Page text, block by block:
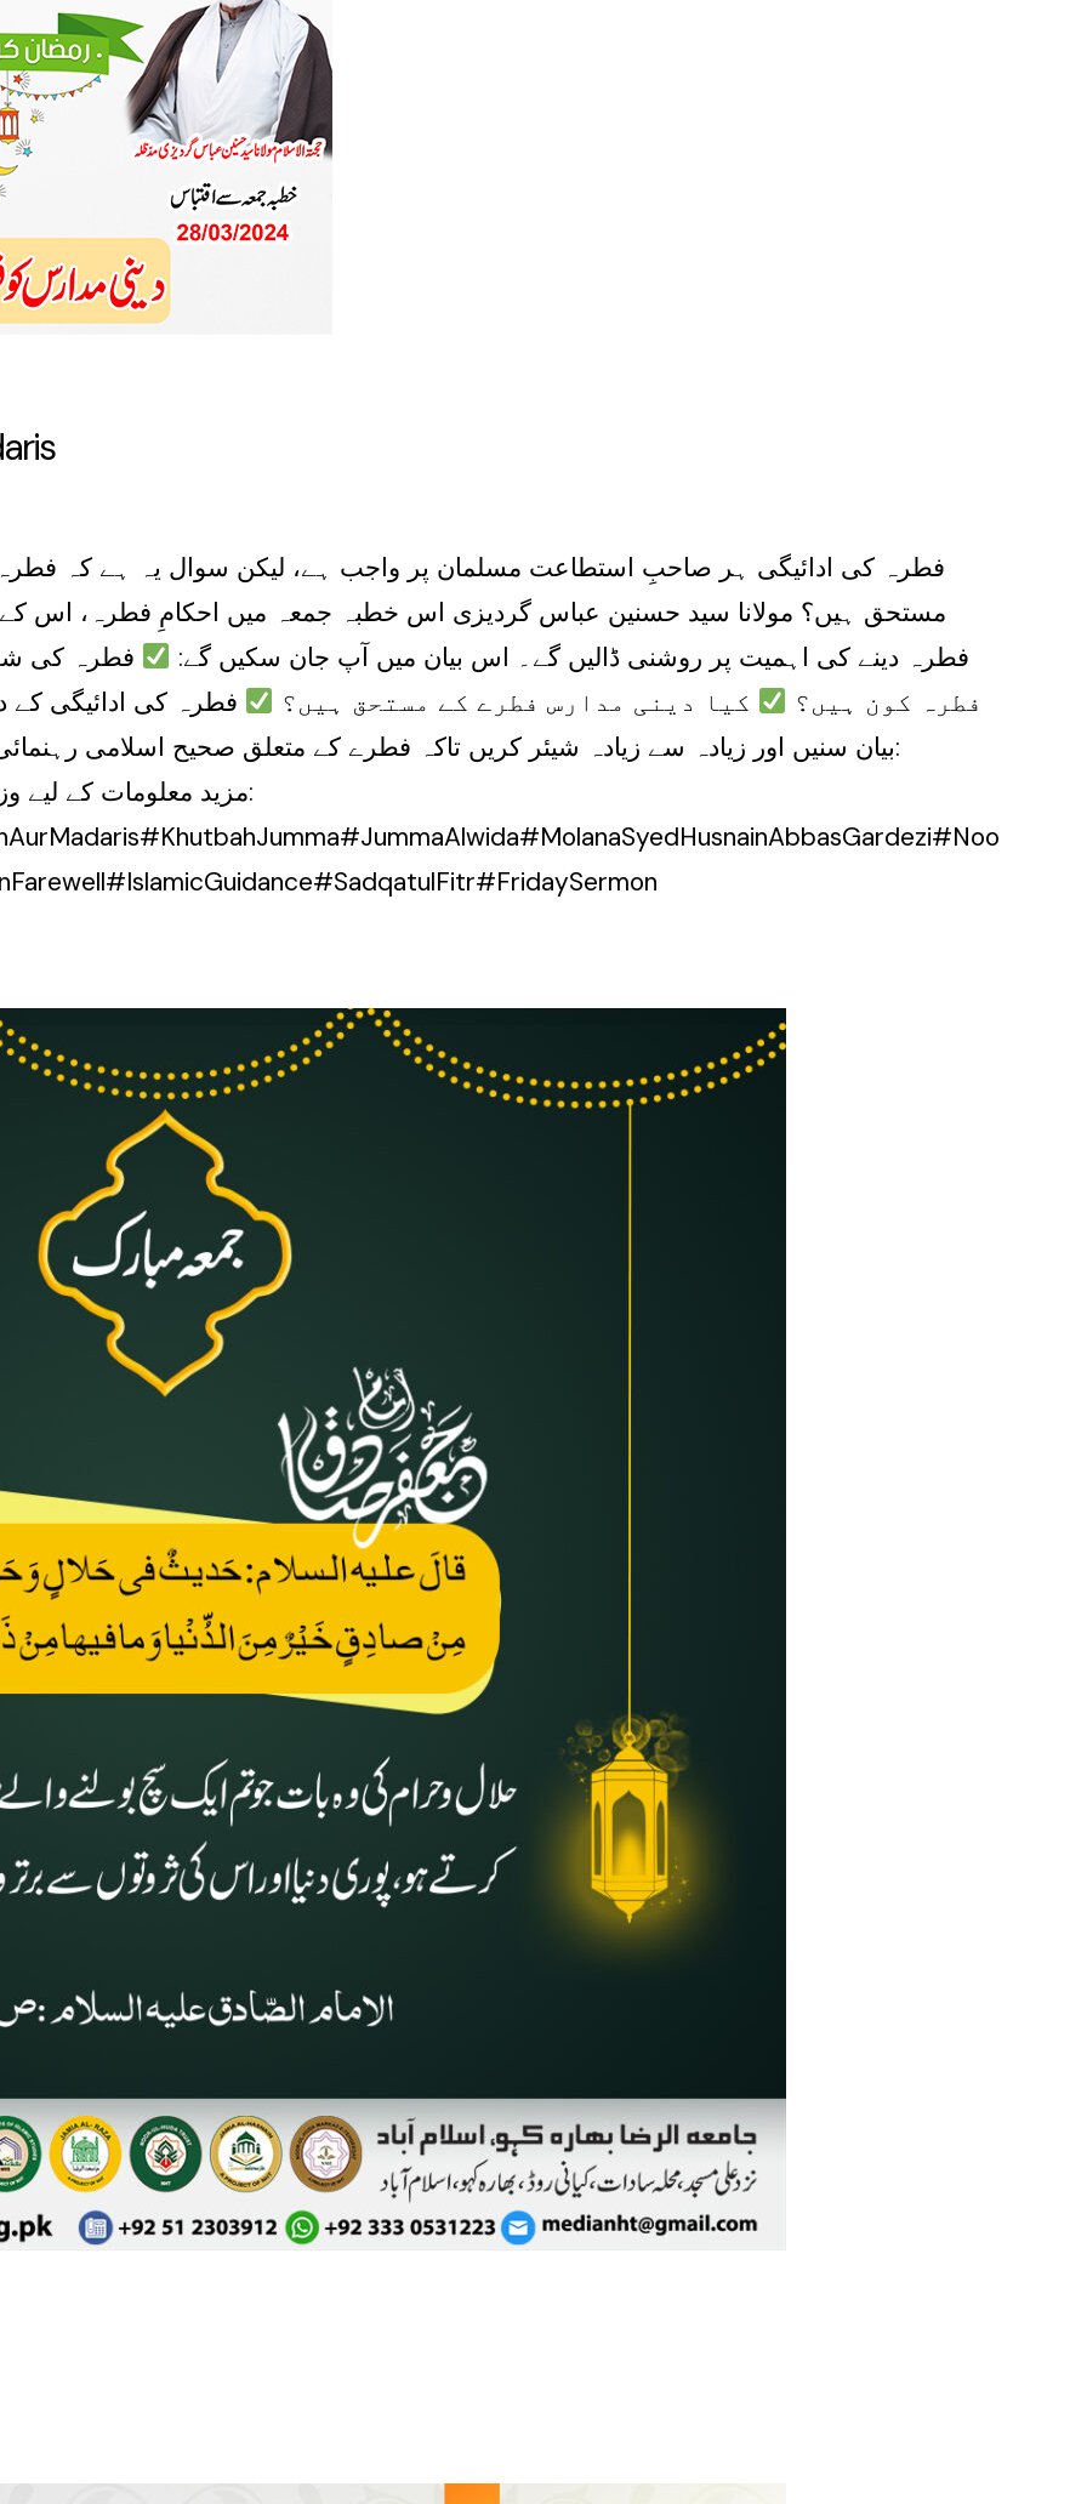
فطرہ کی ادائیگی ہر صاحبِ استطاعت مسلمان پر واجب ہے، لیکن سوال یہ ہے کہ فطرہ
مستحق ہیں؟ مولانا سید حسنین عباس گردیزی اس خطبہ جمعہ میں احکامِ فطرہ، اس
فطرہ دینے کی اہمیت پر روشنی ڈالیں گے۔ اس بیان میں آپ جان سکیں گے:
فطرہ کی
فطرہ کون ہیں؟
کیا دینی مدارس فطرے کے مستحق ہیں؟
فطرہ کی ادائیگی کے
بیان سنیں اور زیادہ سے زیادہ شیئر کریں تاکہ فطرے کے متعلق صحیح اسلامی